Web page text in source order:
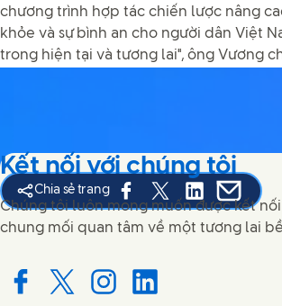
chương trình hợp tác chiến lược nâng
khỏe và sự bình an cho người dân Việt
trong hiện tại và tương lai", ông Vương
Chia sẻ trang
Share this page on
Share this page on X
Share thisShare this
Kết nối với chúng tôi
Chúng tôi luôn mong muốn được kết
chung mối quan tâm về một tương lai